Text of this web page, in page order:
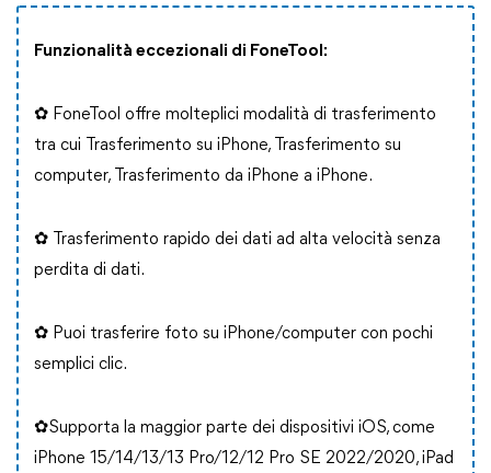
Funzionalità eccezionali di FoneTool:
✿ FoneTool offre molteplici modalità di trasferimento
tra cui Trasferimento su iPhone, Trasferimento su
computer, Trasferimento da iPhone a iPhone.
✿ Trasferimento rapido dei dati ad alta velocità senza
perdita di dati.
✿ Puoi trasferire foto su iPhone/computer con pochi
semplici clic.
✿Supporta la maggior parte dei dispositivi iOS, come
iPhone 15/14/13/13 Pro/12/12 Pro SE 2022/2020, iPad